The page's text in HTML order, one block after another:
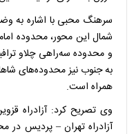
سرهنگ محبی با اشاره به
شمال این محور، محدوده
و محدوده سه‌راهی چلاو
به جنوب نیز محدوده‌های
همراه است.
وی تصریح کرد: آزادراه